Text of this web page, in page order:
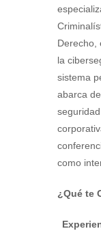
Derecho,
la
sistema
abarca
como
¿Qué te